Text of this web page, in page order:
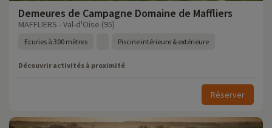
Demeures de Campagne Domaine de Maffliers
MAFFLIERS - Val-d'Oise (95)
Ecuries à 300 mètres Piscine intérieure & extérieure
Découvrir activités à proximité
Réserver